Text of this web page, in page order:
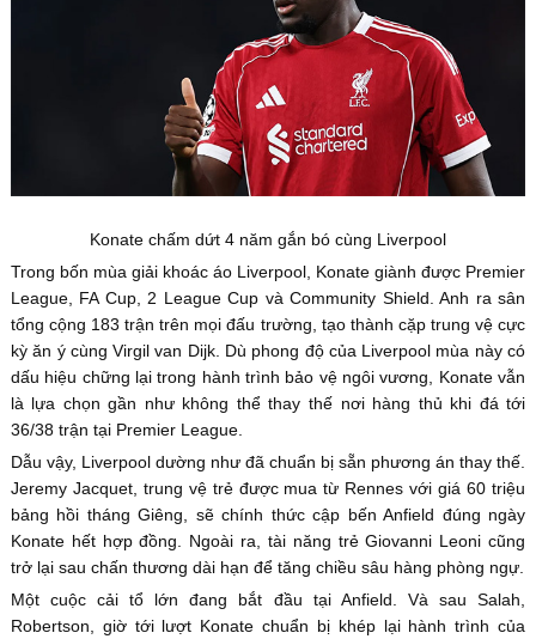
Konate chấm dứt 4 năm gắn bó cùng Liverpool
Trong bốn mùa giải khoác áo Liverpool, Konate giành được Premier
League, FA Cup, 2 League Cup và Community Shield. Anh ra sân
tổng cộng 183 trận trên mọi đấu trường, tạo thành cặp trung vệ cực
kỳ ăn ý cùng Virgil van Dijk. Dù phong độ của Liverpool mùa này có
dấu hiệu chững lại trong hành trình bảo vệ ngôi vương, Konate vẫn
là lựa chọn gần như không thể thay thế nơi hàng thủ khi đá tới
36/38 trận tại Premier League.
Dẫu vậy, Liverpool dường như đã chuẩn bị sẵn phương án thay thế.
Jeremy Jacquet, trung vệ trẻ được mua từ Rennes với giá 60 triệu
bảng hồi tháng Giêng, sẽ chính thức cập bến Anfield đúng ngày
Konate hết hợp đồng. Ngoài ra, tài năng trẻ Giovanni Leoni cũng
trở lại sau chấn thương dài hạn để tăng chiều sâu hàng phòng ngự.
Một cuộc cải tổ lớn đang bắt đầu tại Anfield. Và sau Salah,
Robertson, giờ tới lượt Konate chuẩn bị khép lại hành trình của